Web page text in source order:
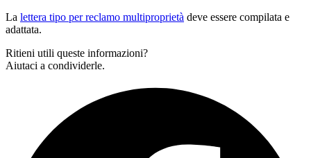
La lettera tipo per reclamo multiproprietà deve essere compilata e
adattata.
Ritieni utili queste informazioni?
Aiutaci a condividerle.